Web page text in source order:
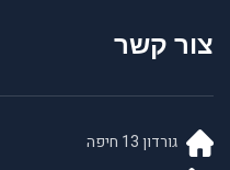
צור קשר
גורדון 13 חיפה